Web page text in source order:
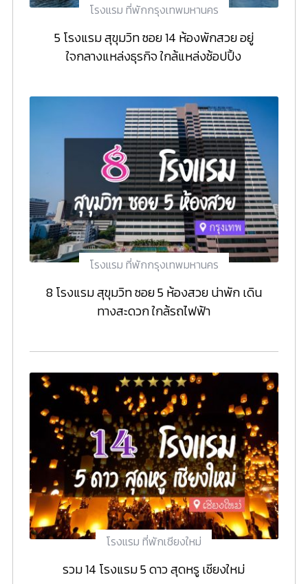
โรงแรม ที่พักกรุงเทพมหานคร
5 โรงแรม สุขุมวิท ซอย 14 ห้องพักสวย อยู่
ใจกลางแหล่งธุรกิจ ใกล้แหล่งช้อปปิ้ง
โรงแรม ที่พักกรุงเทพมหานคร
8 โรงแรม สุขุมวิท ซอย 5 ห้องสวย น่าพัก เดิน
ทางสะดวก ใกล้รถไฟฟ้า
โรงแรม ที่พักเชียงใหม่
รวม 14 โรงแรม 5 ดาว สุดหรู เชียงใหม่